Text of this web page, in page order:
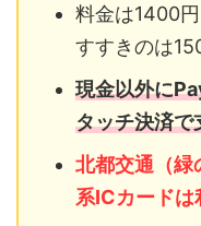
料金は1400
すすきのは
現金以外に
タッチ決済で
北都交通（緑
系ICカードは